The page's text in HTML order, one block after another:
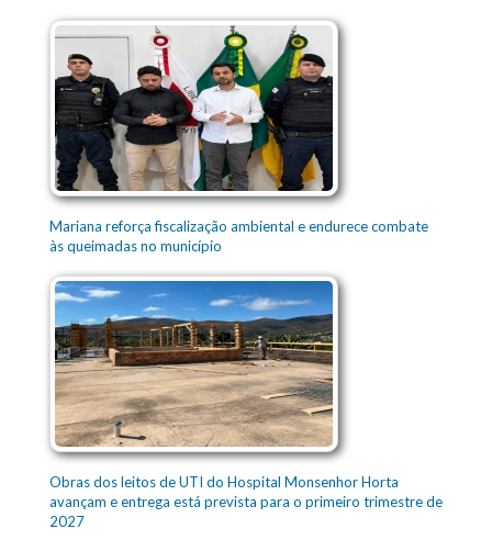
Mariana reforça fiscalização ambiental e endurece combate
às queimadas no município
Obras dos leitos de UTI do Hospital Monsenhor Horta
avançam e entrega está prevista para o primeiro trimestre de
2027